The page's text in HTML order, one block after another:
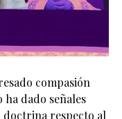
compasión
ha dado señales
doctrina respecto al